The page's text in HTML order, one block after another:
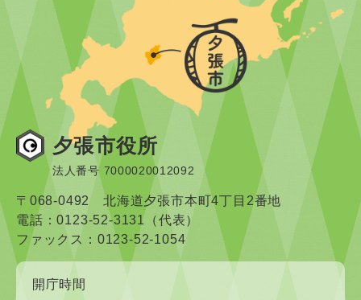
夕張市役所
法人番号 7000020012092
〒068-0492 北海道夕張市本町4丁目2番地
電話：0123-52-3131（代表）
ファックス：0123-52-1054
開庁時間